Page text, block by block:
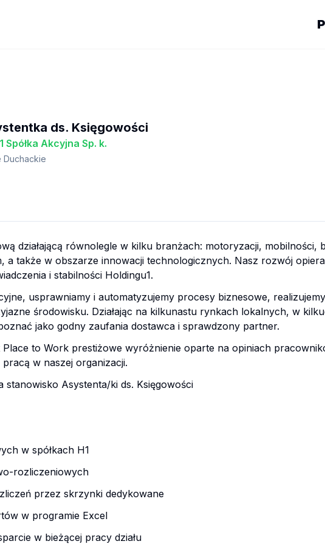
ds. Księgowości
Spółka Akcyjna Sp. k.
Duchackie
działającą równolegle w kilku branżach: motoryzacji, mobilności,
a także w obszarze innowacji technologicznych. Nasz rozwój
i stabilności Holdingu1.
usprawniamy i automatyzujemy procesy biznesowe,
środowisku. Działając na kilkunastu rynkach lokalnych, w
jako godny zaufania dostawca i sprawdzony partner.
to Work prestiżowe wyróżnienie oparte na opiniach
w naszej organizacji.
Asystenta/ki ds. Księgowości
w spółkach H1
rozliczeniowych
przez skrzynki dedykowane
w programie Excel
w bieżącej pracy działu